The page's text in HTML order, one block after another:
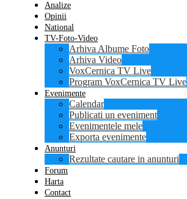
Analize
Opinii
National
TV-Foto-Video
Arhiva Albume Foto
Arhiva Video
VoxCernica TV Live
Program VoxCernica TV Live
Evenimente
Calendar
Publicati un eveniment
Evenimentele mele
Exporta evenimente
Anunturi
Rezultate cautare in anunturi
Forum
Harta
Contact